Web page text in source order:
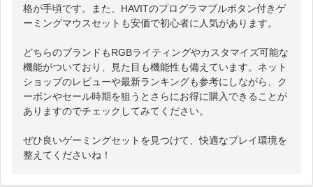
格が手頃です。また、HAVITのプログラマブルボタン付きゲ
ーミングマウスセットも安価で初心者に人気があります。
どちらのブランドもRGBライティングやカスタマイズ可能な
機能がついており、見た目も機能性も備えています。ネット
ショップのレビューや最新ランキングも参考にしながら、ク
ーポンやセール時期を狙うとさらにお得に購入できることが
ありますのでチェックしてみてください。
ぜひ良いゲーミングセットを見つけて、快適なプレイ環境を
整えてくださいね！